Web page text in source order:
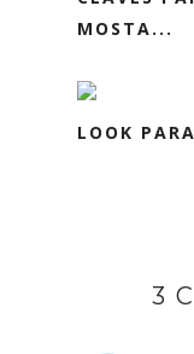
MOSTA...
LOOK
3